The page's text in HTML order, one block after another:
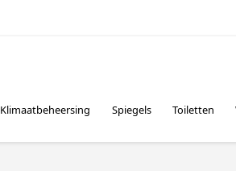
Klimaatbeheersing Spiegels Toiletten